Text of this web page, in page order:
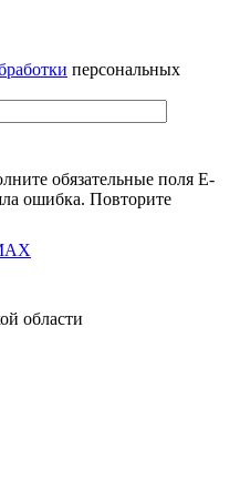
персональных
обязательные поля E-
ошибка. Повторите
области